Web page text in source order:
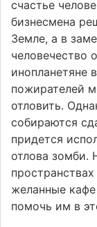
счастье
бизнесмена
Земле, а в
человечество
инопланетяне
пожирателей
отловить.
собираются
придется
отлова зомби.
желанные
помочь им в